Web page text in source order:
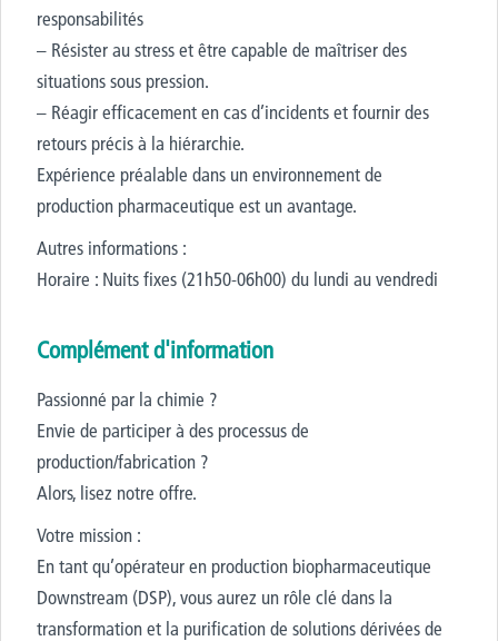
responsabilités
– Résister au stress et être capable de maîtriser des
situations sous pression.
– Réagir efficacement en cas d’incidents et fournir des
retours précis à la hiérarchie.
Expérience préalable dans un environnement de
production pharmaceutique est un avantage.
Autres informations :
Horaire : Nuits fixes (21h50-06h00) du lundi au vendredi
Complément d'information
Passionné par la chimie ?
Envie de participer à des processus de
production/fabrication ?
Alors, lisez notre offre.
Votre mission :
En tant qu’opérateur en production biopharmaceutique
Downstream (DSP), vous aurez un rôle clé dans la
transformation et la purification de solutions dérivées de